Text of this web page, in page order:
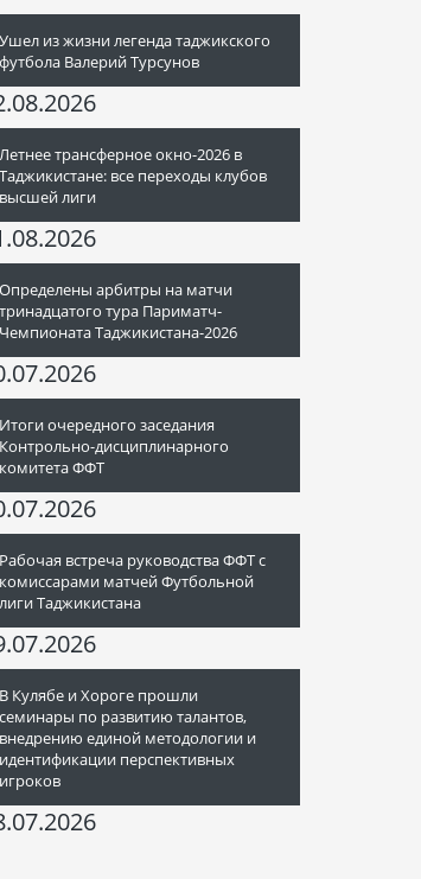
Ушел из жизни легенда таджикского
футбола Валерий Турсунов
Летнее трансферное окно-2026 в
Таджикистане: все переходы клубов
высшей лиги
Определены арбитры на матчи
тринадцатого тура Париматч-
Чемпионата Таджикистана-2026
Итоги очередного заседания
Контрольно-дисциплинарного
комитета ФФТ
Рабочая встреча руководства ФФТ с
комиссарами матчей Футбольной
лиги Таджикистана
В Кулябе и Хороге прошли
семинары по развитию талантов,
внедрению единой методологии и
идентификации перспективных
игроков